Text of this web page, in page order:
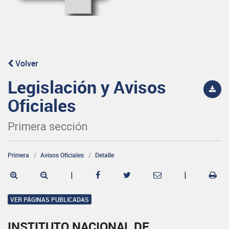
Volver
Legislación y Avisos
Oficiales
Primera sección
Primera Avisos Oficiales Detalle
| |
VER PÁGINAS PUBLICADAS